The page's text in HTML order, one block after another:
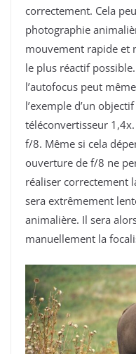
correctement. Cela
photographie
mouvement rapide et
le plus réactif
l’autofocus peut
l’exemple d’un
téléconvertisseur
f/8. Même si cela
ouverture de f/8 ne
réaliser correctement
sera extrêmement
animalière. Il sera
manuellement la